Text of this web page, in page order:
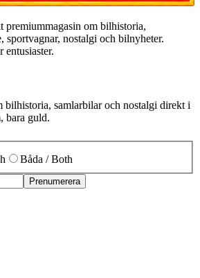
premiummagasin om bilhistoria,
sportvagnar, nostalgi och bilnyheter.
entusiaster.
bilhistoria, samlarbilar och nostalgi direkt i
bara guld.
Båda / Both
Prenumerera